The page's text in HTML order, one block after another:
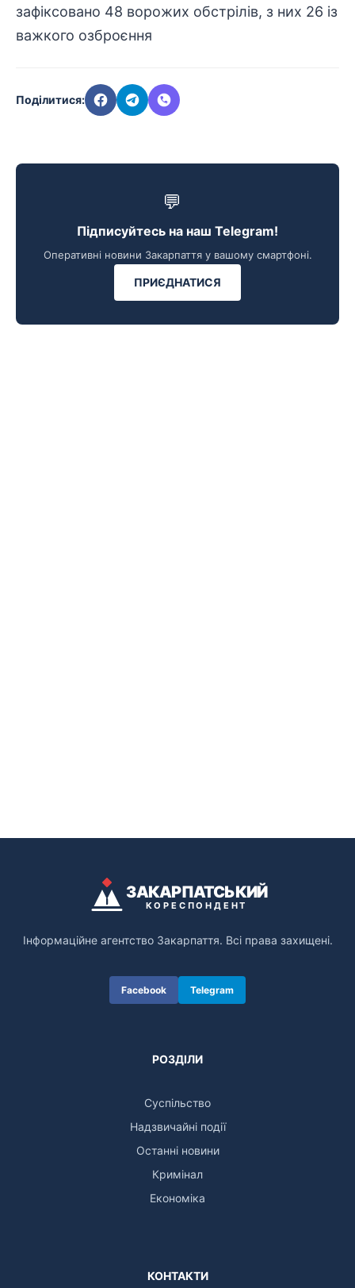
зафіксовано 48 ворожих обстрілів, з них 26 із
важкого озброєння
Поділитися:
💬
Підписуйтесь на наш Telegram!
Оперативні новини Закарпаття у вашому смартфоні.
ПРИЄДНАТИСЯ
ЗАКАРПАТСЬКИЙ
КОРЕСПОНДЕНТ
Інформаційне агентство Закарпаття. Всі права захищені.
Facebook Telegram
РОЗДІЛИ
Суспільство
Надзвичайні події
Останні новини
Кримінал
Економіка
КОНТАКТИ